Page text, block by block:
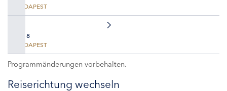
BUDAPEST
TAG 8
BUDAPEST
Programmänderungen vorbehalten.
Reiserichtung wechseln